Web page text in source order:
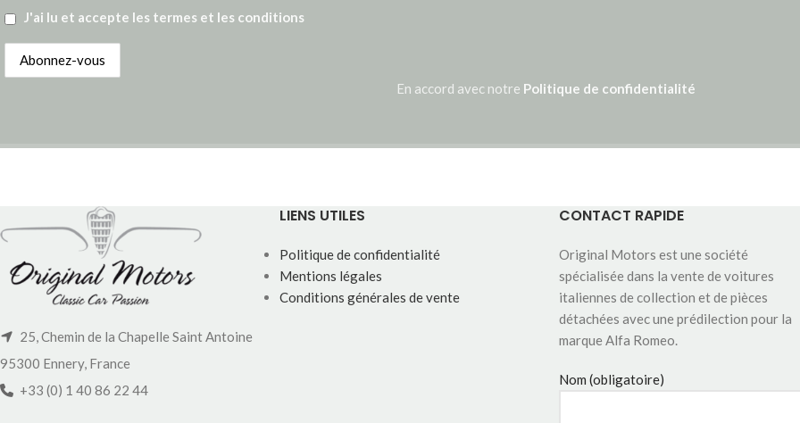
J'ai lu et accepte les termes et les conditions
En accord avec notre Politique de confidentialité
25, Chemin de la Chapelle Saint Antoine
95300 Ennery, France
+33 (0) 1 40 86 22 44
LIENS UTILES
Politique de confidentialité
Mentions légales
Conditions générales de vente
CONTACT RAPIDE
Original Motors est une société
spécialisée dans la vente de voitures
italiennes de collection et de pièces
détachées avec une prédilection pour la
marque Alfa Romeo.
Nom (obligatoire)